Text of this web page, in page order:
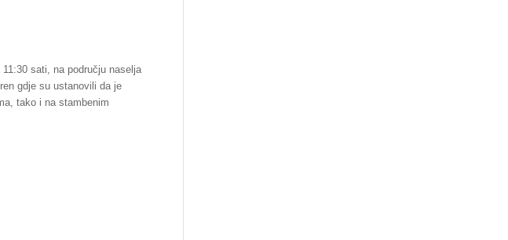
sati, na području naselja
gdje su ustanovili da je
tako i na stambenim